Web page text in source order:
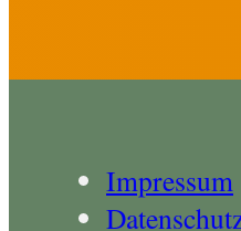
Impressum